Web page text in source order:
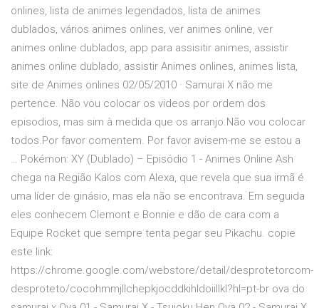
onlines, lista de animes legendados, lista de animes
dublados, vários animes onlines, ver animes online, ver
animes online dublados, app para assisitir animes, assistir
animes online dublado, assistir Animes onlines, animes lista,
site de Animes onlines 02/05/2010 · Samurai X não me
pertence. Não vou colocar os videos por ordem dos
episodios, mas sim à medida que os arranjo.Não vou colocar
todos.Por favor comentem. Por favor avisem-me se estou a
… Pokémon: XY (Dublado) – Episódio 1 - Animes Online Ash
chega na Região Kalos com Alexa, que revela que sua irmã é
uma líder de ginásio, mas ela não se encontrava. Em seguida
eles conhecem Clemont e Bonnie e dão de cara com a
Equipe Rocket que sempre tenta pegar seu Pikachu. copie
este link:
https://chrome.google.com/webstore/detail/desprotetorcom-
desproteto/cocohmmjllchepkjocddkihldoiillkl?hl=pt-br ova do